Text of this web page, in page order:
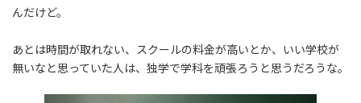
んだけど。
あとは時間が取れない、スクールの料金が高いとか、いい学校が
無いなと思っていた人は、独学で学科を頑張ろうと思うだろうな。